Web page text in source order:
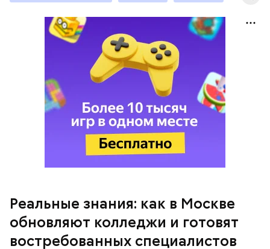
Реальные знания: как в Москве
обновляют колледжи и готовят
востребованных специалистов
Как на производстве
— Очень красивые локации и столько полезных
знаний! — поделилась ученица 10 «В» класса Елена